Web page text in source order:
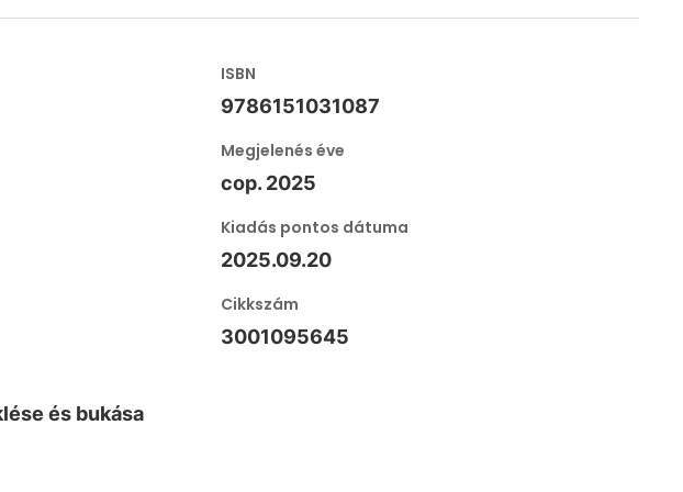
ISBN
9786151031087
Megjelenés éve
cop. 2025
Kiadás pontos dátuma
2025.09.20
Cikkszám
3001095645
és bukása